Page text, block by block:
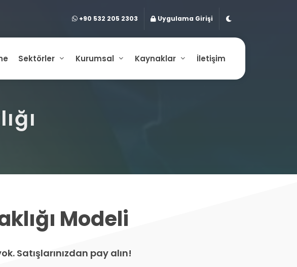
+90 532 205 2303 Uygulama Girişi
Sektörler Kurumsal Kaynaklar İletişim
Modeli
Satışlarınızdan pay alın!